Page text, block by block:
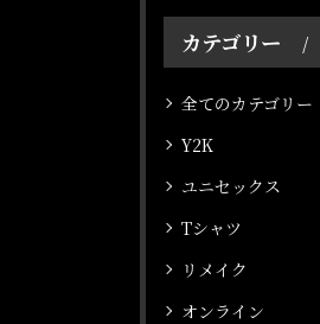
カテゴリー
全てのカテゴリー
Y2K
ユニセックス
Tシャツ
リメイク
オンライン